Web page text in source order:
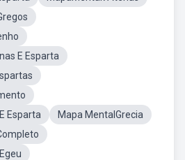
E Esparta
Esparta
Mapa MentalGrecia